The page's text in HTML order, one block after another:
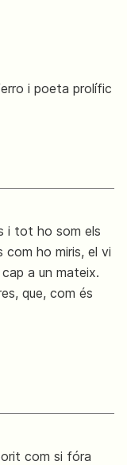
i poeta prolífic
i tot ho som els
com ho miris, el vi
a un mateix.
que, com és
com si fóra